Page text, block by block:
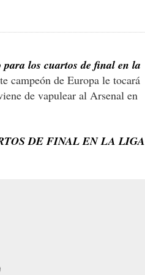
para los cuartos de final en la
campeón de Europa le tocará
de vapulear al Arsenal en
DE FINAL EN LA LIGA